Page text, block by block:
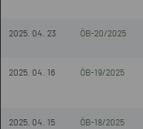
2025. 04. 23 ÖB-20/2025
2025. 04. 16 ÖB-19/2025
2025. 04. 15 ÖB-18/2025